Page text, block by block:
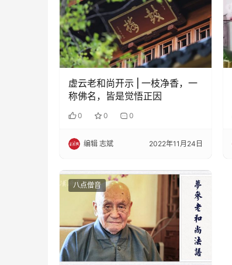
虚云老和尚开示 | 一枝净香，一
称佛名，皆是觉悟正因
0 0 0
编辑 志斌 2022年11月24日
八点僧音